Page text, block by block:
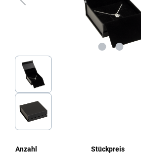
Anzahl Stückpreis